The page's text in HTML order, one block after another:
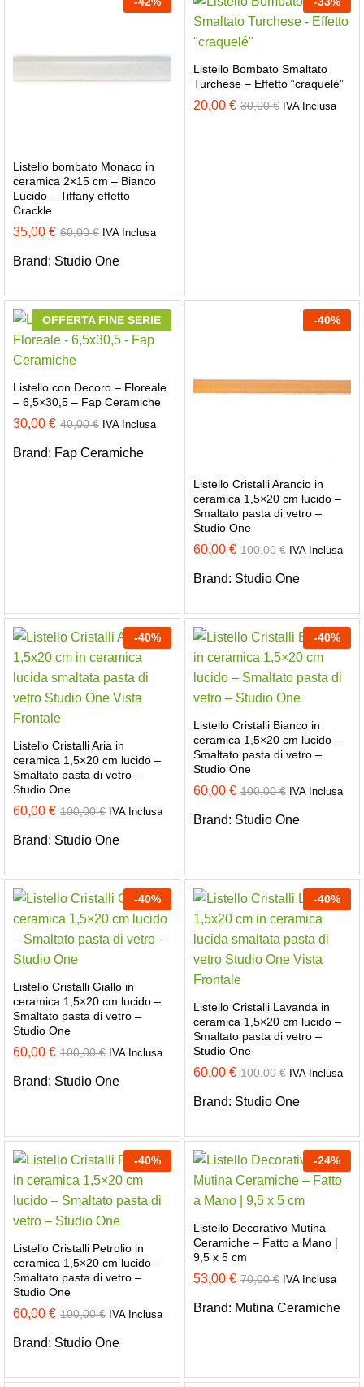
Listello bombato Monaco in
ceramica 2×15 cm – Bianco
Lucido – Tiffany effetto
Crackle
35,00 € 60,00€ IVA Inclusa
Brand: Studio One
Listello Bombato Smaltato
Turchese – Effetto “craquelé”
20,00 € 30,00€ IVA Inclusa
OFFERTA FINE SERIE
Listello con Decoro – Floreale
– 6,5×30,5 – Fap Ceramiche
30,00 € 40,00€ IVA Inclusa
Brand: Fap Ceramiche
-40%
Listello Cristalli Arancio in
ceramica 1,5×20 cm lucido –
Smaltato pasta di vetro –
Studio One
60,00 € 100,00€ IVA Inclusa
Brand: Studio One
-40%
Listello Cristalli Aria in
ceramica 1,5×20 cm lucido –
Smaltato pasta di vetro –
Studio One
60,00 € 100,00€ IVA Inclusa
Brand: Studio One
-40%
Listello Cristalli Bianco in
ceramica 1,5×20 cm lucido –
Smaltato pasta di vetro –
Studio One
60,00 € 100,00€ IVA Inclusa
Brand: Studio One
-40%
Listello Cristalli Giallo in
ceramica 1,5×20 cm lucido –
Smaltato pasta di vetro –
Studio One
60,00 € 100,00€ IVA Inclusa
Brand: Studio One
-40%
Listello Cristalli Lavanda in
ceramica 1,5×20 cm lucido –
Smaltato pasta di vetro –
Studio One
60,00 € 100,00€ IVA Inclusa
Brand: Studio One
-40%
Listello Cristalli Petrolio in
ceramica 1,5×20 cm lucido –
Smaltato pasta di vetro –
Studio One
60,00 € 100,00€ IVA Inclusa
Brand: Studio One
-24%
Listello Decorativo Mutina
Ceramiche – Fatto a Mano |
9,5 x 5 cm
53,00 € 70,00€ IVA Inclusa
Brand: Mutina Ceramiche